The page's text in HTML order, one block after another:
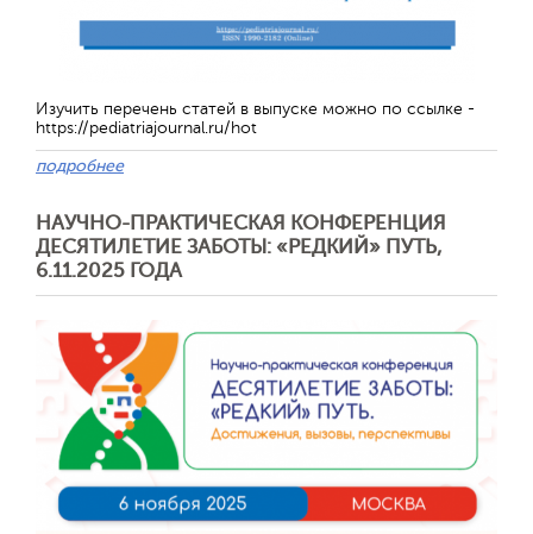
Изучить перечень статей в выпуске можно по ссылке -
https://pediatriajournal.ru/hot
подробнее
НАУЧНО-ПРАКТИЧЕСКАЯ КОНФЕРЕНЦИЯ
ДЕСЯТИЛЕТИЕ ЗАБОТЫ: «РЕДКИЙ» ПУТЬ,
6.11.2025 ГОДА